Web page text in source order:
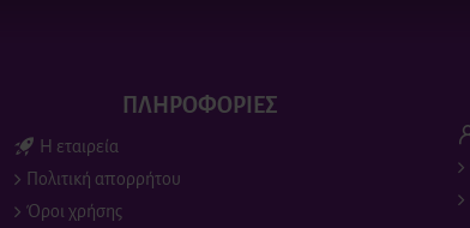
ΠΛΗΡΟΦΟΡΙΕΣ
Η εταιρεία
Πολιτική απορρήτου
Όροι χρήσης